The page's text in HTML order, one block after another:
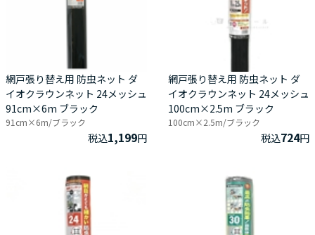
網戸張り替え用 防虫ネット ダ
イオクラウンネット 24メッシュ
91cm×6m ブラック
91cm×6m/ブラック
税込1,199円
網戸張り替え用 防虫ネット ダ
イオクラウンネット 24メッシュ
100cm×2.5m ブラック
100cm×2.5m/ブラック
税込724円